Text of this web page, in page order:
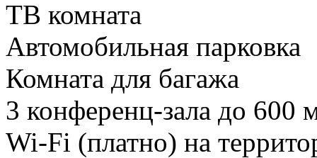
ТВ комната
Автомобильная парковка
Комната для багажа
3 конференц-зала до 600
Wi-Fi (платно) на